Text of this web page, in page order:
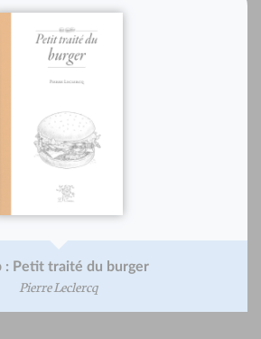
: Petit traité du burger
Pierre Leclercq